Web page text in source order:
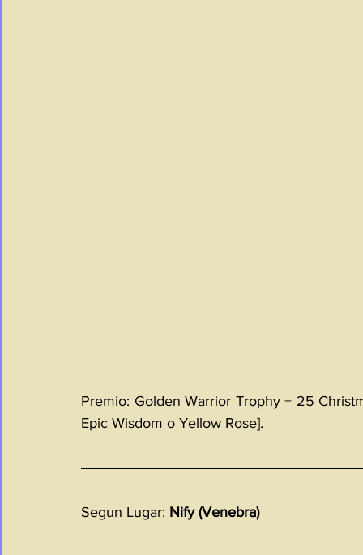
Premio: Golden Warrior Trophy + 25
Epic Wisdom o Yellow Rose].
Segun Lugar: Nify (Venebra)